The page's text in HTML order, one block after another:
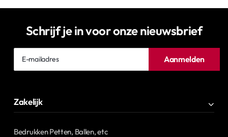
Schrijf je in voor onze nieuwsbrief
mailadres
Aanmelden
Zakelijk
Bedrukken Petten, Ballen, etc